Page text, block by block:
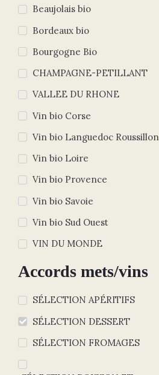
Beaujolais bio
Bordeaux bio
Bourgogne Bio
CHAMPAGNE-PETILLANT
VALLEE DU RHONE
Vin bio Corse
Vin bio Languedoc Roussillon
Vin bio Loire
Vin bio Provence
Vin bio Savoie
Vin bio Sud Ouest
VIN DU MONDE
Accords mets/vins
SÉLECTION APÉRITIFS
SÉLECTION DESSERT
SÉLECTION FROMAGES